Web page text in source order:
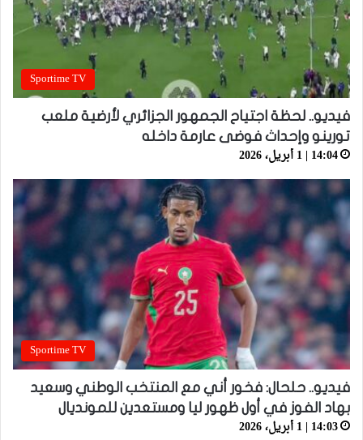
Sportime TV
فيديو.. لحظة اجتياح الجمهور الجزائري لأرضية ملعب
تورينو وإحداث فوضى عارمة داخله
14:04 | 1 أبريل، 2026
Sportime TV
فيديو.. حلحال: فخور أني مع المنتخب الوطني وسعيد
بهاد الفوز في أول ظهور ليا ومستعدين للمونديال
14:03 | 1 أبريل، 2026